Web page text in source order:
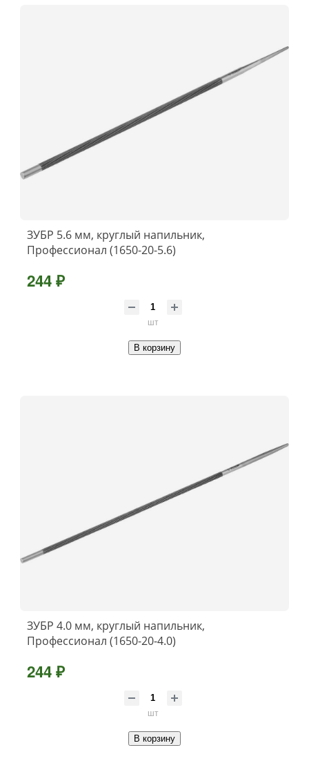
ЗУБР 5.6 мм, круглый напильник,
Профессионал (1650-20-5.6)
244 ₽
шт
В корзину
ЗУБР 4.0 мм, круглый напильник,
Профессионал (1650-20-4.0)
244 ₽
шт
В корзину